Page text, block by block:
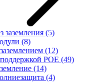
заземления (5)
(8)
(12)
POE (49)
(14)
(4)